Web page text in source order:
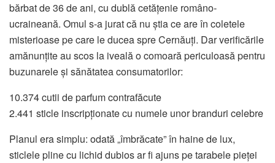
bărbat de 36 de ani, cu dublă cetățenie româno-
ucraineană. Omul s-a jurat că nu știa ce are în coletele
misterioase pe care le ducea spre Cernăuți. Dar verificările
amănunțite au scos la iveală o comoară periculoasă pentru
buzunarele și sănătatea consumatorilor:
10.374 cutii de parfum contrafăcute
2.441 sticle inscripționate cu numele unor branduri celebre
Planul era simplu: odată „îmbrăcate” în haine de lux,
sticlele pline cu lichid dubios ar fi ajuns pe tarabele pieței